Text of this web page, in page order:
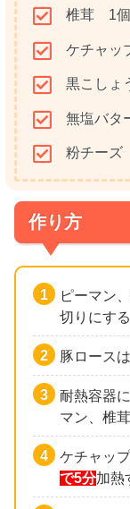
椎茸 1個
ケチャ
黒こし
無塩バ
粉チー
作り方
ピーマン
切りにする
豚ロース
耐熱容器
マン、椎
ケチャッ
で5分加熱